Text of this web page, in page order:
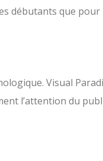
débutants que pour
Visual
l’attention du